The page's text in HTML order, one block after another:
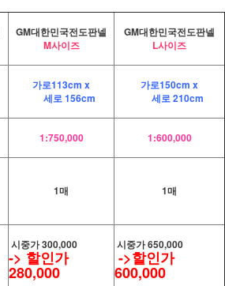
GM대한민국전도판넬
M사이즈
GM대한민국전도판넬
L사이즈
가로113cm x
세로 156cm
가로150cm x
세로 210cm
1:750,000 1:600,000
1매 1매
시중가 300,000
-> 할인가
280,000
시중가 650,000
->할인가
600,000